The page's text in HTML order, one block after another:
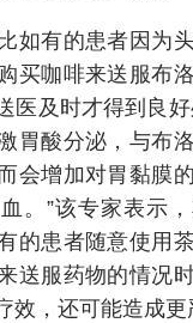
有的患者因为头
买咖啡来送服布
医及时才得到良
胃酸分泌，与布
会增加对胃黏膜
。”该专家表示
的患者随意使用
送服药物的情况
效，还可能造成更